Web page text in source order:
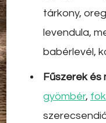
tárkony,
levendula,
babérlevél,
Fűszerek és
gyömbér,